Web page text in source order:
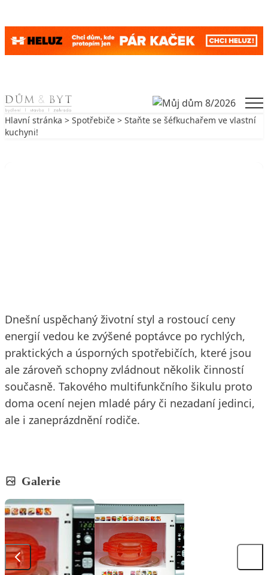
Skip to content
Hlavní stránka > Spotřebiče > Staňte se šéfkuchařem ve vlastní
kuchyni!
Dnešní uspěchaný životní styl a rostoucí ceny
energií vedou ke zvýšené poptávce po rychlých,
praktických a úsporných spotřebičích, které jsou
ale zároveň schopny zvládnout několik činností
současně. Takového multifunkčního šikulu proto
doma ocení nejen mladé páry či nezadaní jedinci,
ale i zaneprázdnění rodiče.
Galerie